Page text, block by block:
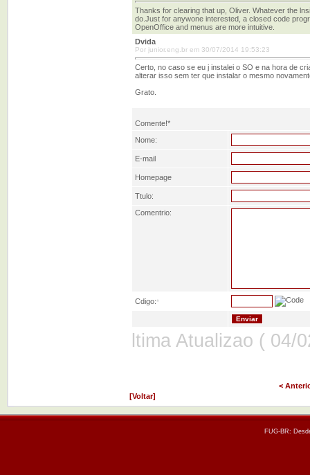
Thanks for clearing that up, Oliver. Whatever the
do.Just for anywone interested, a closed code
OpenOffice and menus are more intuitive.
Dvida
Por junior.eng.br em 30/07/2014 19:53:23
Certo, no caso se eu j instalei o SO e na hora de
alterar isso sem ter que instalar o mesmo
Grato.
Comente!*
Nome:
E-mail
Homepage
Ttulo:
Comentrio:
Cdigo:*
ltima Atualizao ( 04/
<
[Voltar]
FUG-BR: